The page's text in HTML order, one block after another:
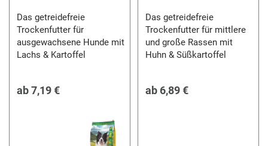
Das getreidefreie
Trockenfutter für
ausgewachsene Hunde mit
Lachs & Kartoffel
ab7,19 €
Das getreidefreie
Trockenfutter für mittlere
und große Rassen mit
Huhn & Süßkartoffel
ab 6,89 €